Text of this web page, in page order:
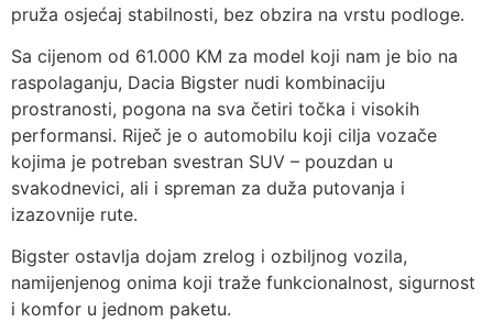
pruža osjećaj stabilnosti, bez obzira na vrstu podloge.
Sa cijenom od 61.000 KM za model koji nam je bio na
raspolaganju, Dacia Bigster nudi kombinaciju
prostranosti, pogona na sva četiri točka i visokih
performansi. Riječ je o automobilu koji cilja vozače
kojima je potreban svestran SUV – pouzdan u
svakodnevici, ali i spreman za duža putovanja i
izazovnije rute.
Bigster ostavlja dojam zrelog i ozbiljnog vozila,
namijenjenog onima koji traže funkcionalnost, sigurnost
i komfor u jednom paketu.